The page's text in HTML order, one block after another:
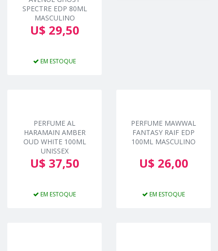
SPECTRE EDP 80ML
MASCULINO
U$ 29,50
EM ESTOQUE
PERFUME AL
HARAMAIN AMBER
OUD WHITE 100ML
UNISSEX
U$ 37,50
EM ESTOQUE
PERFUME MAWWAL
FANTASY RAIF EDP
100ML MASCULINO
U$ 26,00
EM ESTOQUE